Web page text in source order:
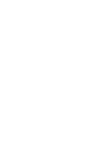
跨境电商的外贸公